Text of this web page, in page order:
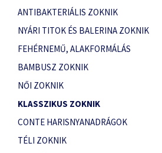
ANTIBAKTERIÁLIS ZOKNIK
NYÁRI TITOK ÉS BALERINA ZOKNIK
FEHÉRNEMŰ, ALAKFORMÁLÁS
BAMBUSZ ZOKNIK
NŐI ZOKNIK
KLASSZIKUS ZOKNIK
CONTE HARISNYANADRÁGOK
TÉLI ZOKNIK